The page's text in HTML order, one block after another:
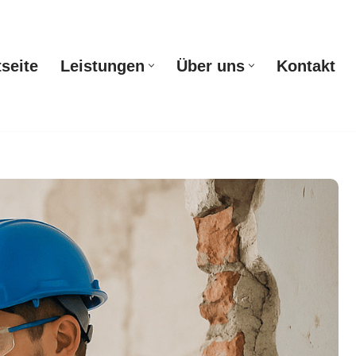
Leistungen Über uns Kontakt
Startseite Leistungen Über uns Kontakt